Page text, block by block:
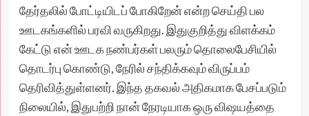
தேர்தலில் போட்டியிடப் போகிறேன் என்ற செய்தி பல
ஊடகங்களில் பரவி வருகிறது. இதுகுறித்து விளக்கம்
கேட்டு என் ஊடக நண்பர்கள் பலரும் தொலைபேசியில்
தொடர்பு கொண்டு, நேரில் சந்திக்கவும் விருப்பம்
தெரிவித்துள்ளனர். இந்த தகவல் அதிகமாக பேசப்படும்
நிலையில், இதுபற்றி நான் நேரடியாக ஒரு விஷயத்தை